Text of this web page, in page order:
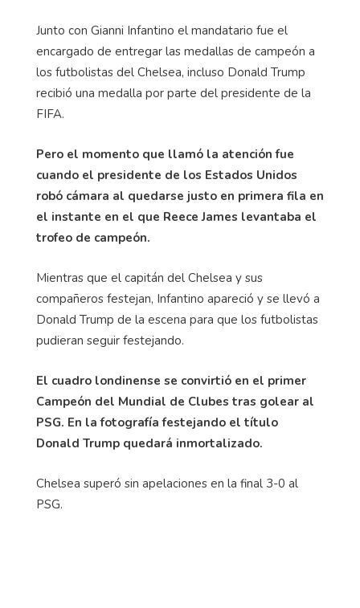
Junto con Gianni Infantino el mandatario fue el
encargado de entregar las medallas de campeón a
los futbolistas del Chelsea, incluso Donald Trump
recibió una medalla por parte del presidente de la
FIFA.
Pero el momento que llamó la atención fue
cuando el presidente de los Estados Unidos
robó cámara al quedarse justo en primera fila en
el instante en el que Reece James levantaba el
trofeo de campeón.
Mientras que el capitán del Chelsea y sus
compañeros festejan, Infantino apareció y se llevó a
Donald Trump de la escena para que los futbolistas
pudieran seguir festejando.
El cuadro londinense se convirtió en el primer
Campeón del Mundial de Clubes tras golear al
PSG. En la fotografía festejando el título
Donald Trump quedará inmortalizado.
Chelsea superó sin apelaciones en la final 3-0 al
PSG.